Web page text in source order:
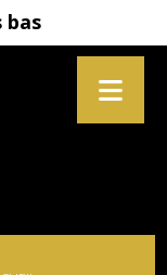
bas